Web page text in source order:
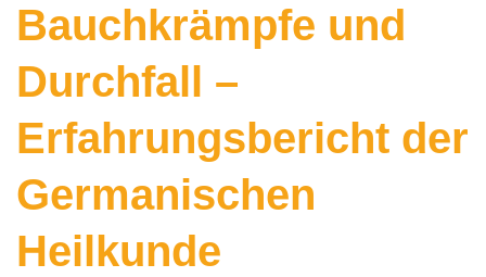
Bauchkrämpfe und
Durchfall –
Erfahrungsbericht der
Germanischen
Heilkunde